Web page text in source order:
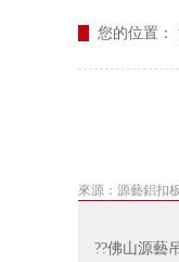
您的位置：
來源： 源藝鋁扣
??佛山源藝